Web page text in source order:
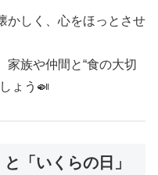
かしく、心をほっとさせ
家族や仲間と“食の大切
ょう🍛
「いくらの日」